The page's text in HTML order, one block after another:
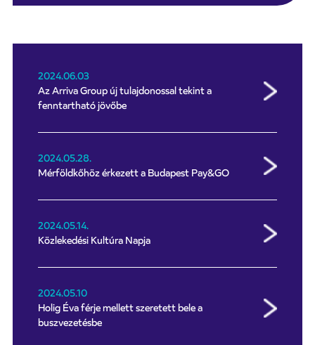
2024.06.03
Az Arriva Group új tulajdonossal tekint a
fenntartható jövőbe
2024.05.28.
Mérföldkőhöz érkezett a Budapest Pay&GO
2024.05.14.
Közlekedési Kultúra Napja
2024.05.10
Holig Éva férje mellett szeretett bele a
buszvezetésbe